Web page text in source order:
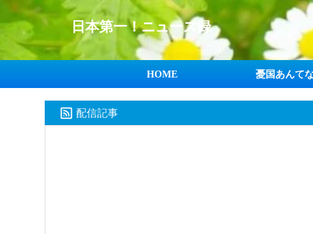
日本第一！ニュース録
HOME 憂国あんて
配信記事